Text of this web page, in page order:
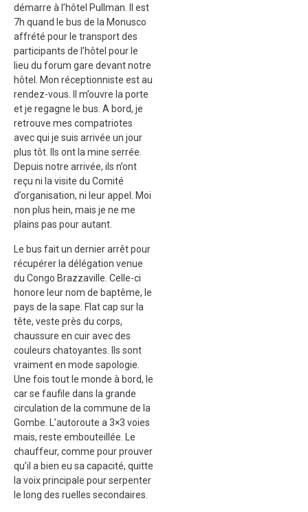
démarre à l’hôtel Pullman. Il est
7h quand le bus de la Monusco
affrété pour le transport des
participants de l’hôtel pour le
lieu du forum gare devant notre
hôtel. Mon réceptionniste est au
rendez-vous. Il m’ouvre la porte
et je regagne le bus. A bord, je
retrouve mes compatriotes
avec qui je suis arrivée un jour
plus tôt. Ils ont la mine serrée.
Depuis notre arrivée, ils n’ont
reçu ni la visite du Comité
d’organisation, ni leur appel. Moi
non plus hein, mais je ne me
plains pas pour autant.
Le bus fait un dernier arrêt pour
récupérer la délégation venue
du Congo Brazzaville. Celle-ci
honore leur nom de baptême, le
pays de la sape. Flat cap sur la
tête, veste près du corps,
chaussure en cuir avec des
couleurs chatoyantes. Ils sont
vraiment en mode sapologie.
Une fois tout le monde à bord, le
car se faufile dans la grande
circulation de la commune de la
Gombe. L’autoroute a 3×3 voies
mais, reste embouteillée. Le
chauffeur, comme pour prouver
qu’il a bien eu sa capacité, quitte
la voix principale pour serpenter
le long des ruelles secondaires.